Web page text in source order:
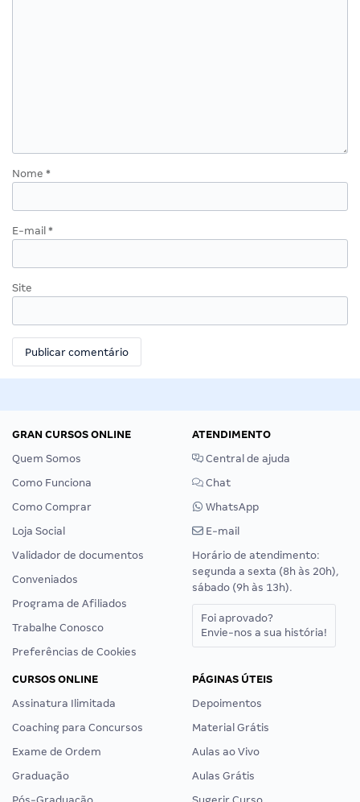
Nome *
E-mail *
Site
GRAN CURSOS ONLINE
Quem Somos
Como Funciona
Como Comprar
Loja Social
Validador de documentos
Conveniados
Programa de Afiliados
Trabalhe Conosco
Preferências de Cookies
ATENDIMENTO
Central de ajuda
Chat
WhatsApp
E-mail
Horário de atendimento:
segunda a sexta (8h às 20h),
sábado (9h às 13h).
Foi aprovado?
Envie-nos a sua história!
CURSOS ONLINE
Assinatura Ilimitada
Coaching para Concursos
Exame de Ordem
Graduação
PÁGINAS ÚTEIS
Depoimentos
Material Grátis
Aulas ao Vivo
Aulas Grátis